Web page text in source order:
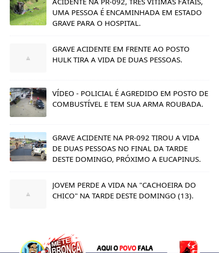
UMA PESSOA É ENCAMINHADA EM ESTADO
GRAVE PARA O HOSPITAL.
GRAVE ACIDENTE EM FRENTE AO POSTO
HULK TIRA A VIDA DE DUAS PESSOAS.
VÍDEO - POLICIAL É AGREDIDO EM POSTO DE
COMBUSTÍVEL E TEM SUA ARMA ROUBADA.
GRAVE ACIDENTE NA PR-092 TIROU A VIDA
DE DUAS PESSOAS NO FINAL DA TARDE
DESTE DOMINGO, PRÓXIMO A EUCAPINUS.
JOVEM PERDE A VIDA NA "CACHOEIRA DO
CHICO" NA TARDE DESTE DOMINGO (13).